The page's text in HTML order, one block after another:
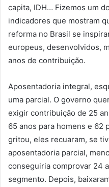
capita, IDH… Fizemos um
indicadores que mostram
reforma no Brasil se
europeus, desenvolvidos,
anos de contribuição.
Aposentadoria integral,
uma parcial. O governo
exigir contribuição de 25
65 anos para homens e 62
gritou, eles recuaram, se
aposentadoria parcial,
conseguiria comprovar 24
segmento. Depois,